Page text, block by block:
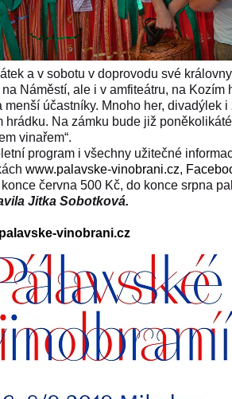
a v sobotu v doprovodu své
Náměstí, ale i v amfiteátru, na
menší účastníky. Mnoho her, divadýlek
hrádku. Na zámku bude již
vinařem“.
program i všechny užitečné
www.palavske-vinobrani.cz,
června 500 Kč, do konce srpna
Jitka Sobotková.
vinobrani.cz